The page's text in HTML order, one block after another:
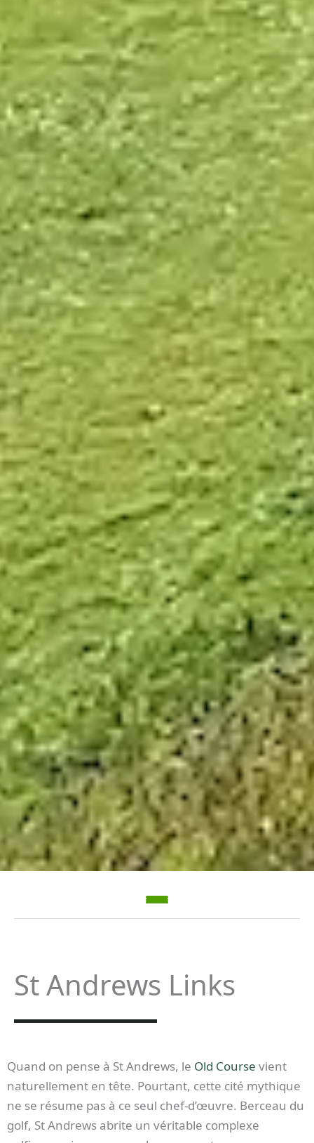
St Andrews Links
Quand on pense à St Andrews, le Old Course vient
naturellement en tête. Pourtant, cette cité mythique
ne se résume pas à ce seul chef-d’œuvre. Berceau du
golf, St Andrews abrite un véritable complexe